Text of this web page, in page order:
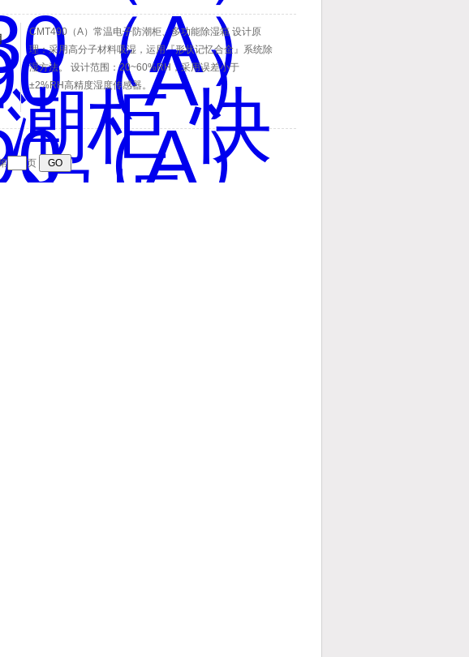
CMT490（A）常温电子防潮柜、多功能除湿箱 设计原
理：采用高分子材料吸湿，运用『形状记忆合金』系统除
湿方法。 设计范围：20~60%RH，采用误差小于
±2%RH高精度湿度传感器。
页